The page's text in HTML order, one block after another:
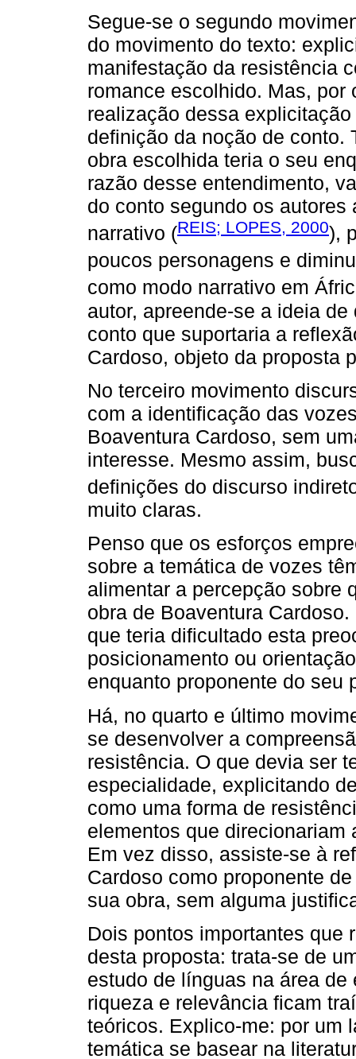
Segue-se o segundo
do movimento do texto:
manifestação da resistência
romance escolhido. Mas, por
realização dessa
definição da noção de conto.
obra escolhida teria o seu
razão desse entendimento,
do conto segundo os
narrativo (REIS; LOPES, 2000),
poucos personagens e
como modo narrativo em
autor, apreende-se a ideia
conto que suportaria a
Cardoso, objeto da proposta
No terceiro movimento
com a identificação das
Boaventura Cardoso, sem
interesse. Mesmo assim,
definições do discurso
muito claras.
Penso que os esforços
sobre a temática de vozes
alimentar a percepção sobre
obra de Boaventura
que teria dificultado esta
posicionamento ou
enquanto proponente do seu
Há, no quarto e último
se desenvolver a
resistência. O que devia ser
especialidade, explicitando
como uma forma de
elementos que
Em vez disso, assiste-se à
Cardoso como proponente
sua obra, sem alguma
Dois pontos importantes que
desta proposta: trata-se de
estudo de línguas na área
riqueza e relevância ficam
teóricos. Explico-me: por um
temática se basear na